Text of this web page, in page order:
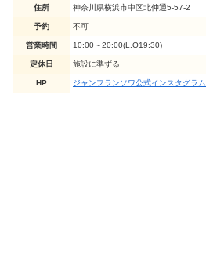
住所 神奈川県横浜市中区北仲通5-57-2
予約 不可
営業時間 10:00～20:00(L.O19:30)
定休日 施設に準ずる
HP ジャンフランソワ公式インスタグラム